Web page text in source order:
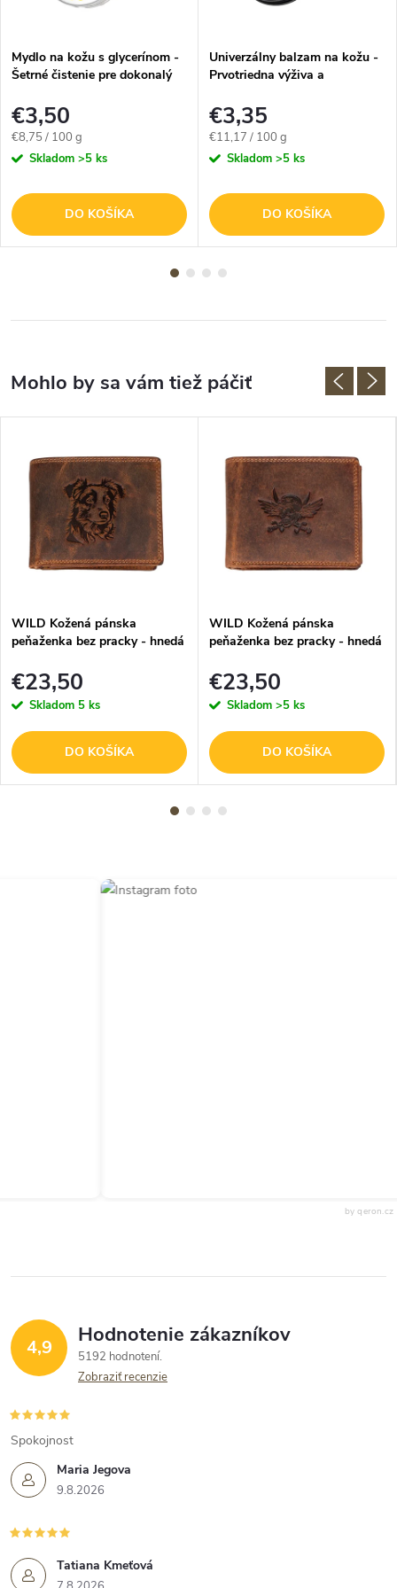
Mydlo na kožu s glycerínom -
Šetrné čistenie pre dokonalý
€3,50
Jednotková
cena:
€8,75 / 100 g
Skladom >5 ks
DO KOŠÍKA
Univerzálny balzam na kožu -
Prvotriedna výživa a
€3,35
Jednotková
cena:
€11,17 / 100 g
Skladom >5 ks
DO KOŠÍKA
WILD Kožená pánska
peňaženka bez pracky - hnedá
€23,50
Skladom 5 ks
DO KOŠÍKA
WILD Kožená pánska
peňaženka bez pracky - hnedá
€23,50
Skladom >5 ks
DO KOŠÍKA
by qeron.cz
4,9 Hodnotenie zákazníkov
5192 hodnotení
Zobraziť recenzie
Maria Jegova
9.8.2026
Spokojnost
Tatiana Kmeťová